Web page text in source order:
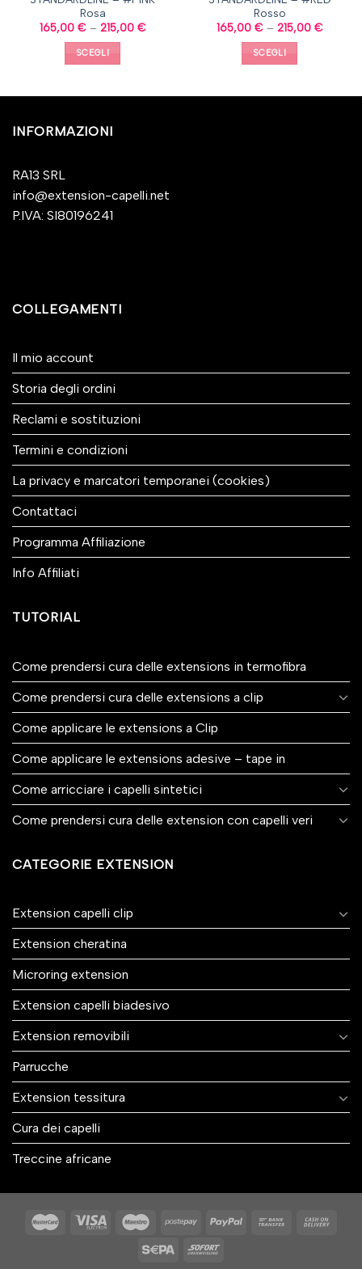
Rosa
165,00 €– 215,00 €
SCEGLI
Rosso
165,00 €– 215,00 €
SCEGLI
INFORMAZIONI
RA13 SRL
info@extension-capelli.net
P.IVA: SI80196241
COLLEGAMENTI
Il mio account
Storia degli ordini
Reclami e sostituzioni
Termini e condizioni
La privacy e marcatori temporanei (cookies)
Contattaci
Programma Affiliazione
Info Affiliati
TUTORIAL
Come prendersi cura delle extensions in termofibra
Come prendersi cura delle extensions a clip
Come applicare le extensions a Clip
Come applicare le extensions adesive – tape in
Come arricciare i capelli sintetici
Come prendersi cura delle extension con capelli veri
CATEGORIE EXTENSION
Extension capelli clip
Extension cheratina
Microring extension
Extension capelli biadesivo
Extension removibili
Parrucche
Extension tessitura
Cura dei capelli
Treccine africane